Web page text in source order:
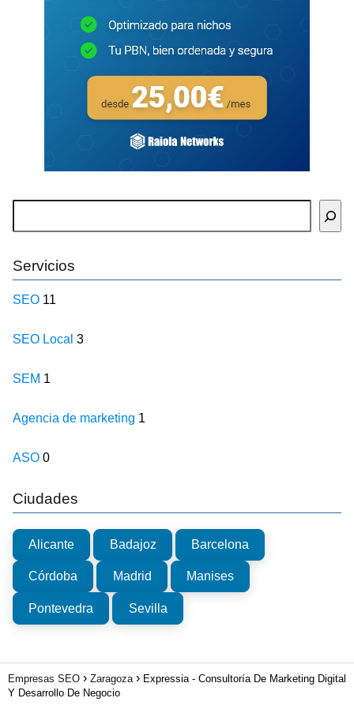
Buscar
Servicios
SEO 11
SEO Local 3
SEM 1
Agencia de marketing 1
ASO 0
Ciudades
Alicante Badajoz Barcelona
Córdoba Madrid Manises
Pontevedra Sevilla
Empresas SEO Zaragoza
Expressia - Consultoría De Marketing Digital
Y Desarrollo De Negocio